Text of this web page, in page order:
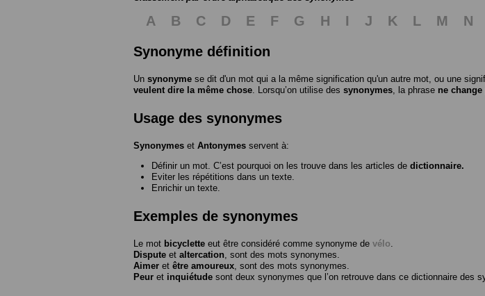
A B C D E F G H I J K L M N
Synonyme définition
Un synonyme se dit d'un mot qui a la même signification qu'un autre mot, ou une
veulent dire la même chose . Lorsqu’on utilise des synonymes , la phrase ne
Usage des synonymes
Synonymes et Antonymes servent à:
Définir un mot. C’est pourquoi on les trouve dans les articles de dictionnaire.
Eviter les répétitions dans un texte.
Enrichir un texte.
Exemples de synonymes
Le mot bicyclette eut être considéré comme synonyme de vélo
Dispute et altercation , sont des mots synonymes.
Aimer et être amoureux , sont des mots synonymes.
Peur et inquiétude sont deux synonymes que l’on retrouve dans ce dictionnaire des